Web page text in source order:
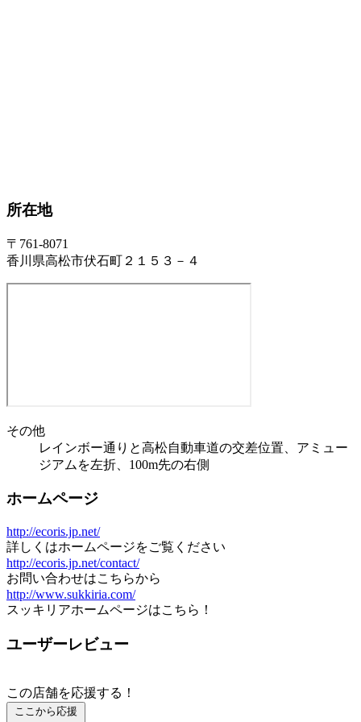
所在地
〒761-8071
香川県高松市伏石町２１５３－４
その他
レインボー通りと高松自動車道の交差位置、アミュー
ジアムを左折、100m先の右側
ホームページ
http://ecoris.jp.net/
詳しくはホームページをご覧ください
http://ecoris.jp.net/contact/
お問い合わせはこちらから
http://www.sukkiria.com/
スッキリアホームページはこちら！
ユーザーレビュー
この店舗を応援する！
ここから応援